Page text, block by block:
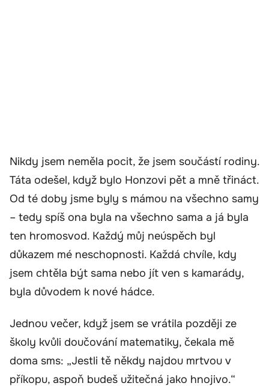
Nikdy jsem neměla pocit, že jsem součástí rodiny.
Táta odešel, když bylo Honzovi pět a mně třináct.
Od té doby jsme byly s mámou na všechno samy
– tedy spíš ona byla na všechno sama a já byla
ten hromosvod. Každý můj neúspěch byl
důkazem mé neschopnosti. Každá chvíle, kdy
jsem chtěla být sama nebo jít ven s kamarády,
byla důvodem k nové hádce.
Jednou večer, když jsem se vrátila později ze
školy kvůli doučování matematiky, čekala mě
doma sms: „Jestli tě někdy najdou mrtvou v
příkopu, aspoň budeš užitečná jako hnojivo.“